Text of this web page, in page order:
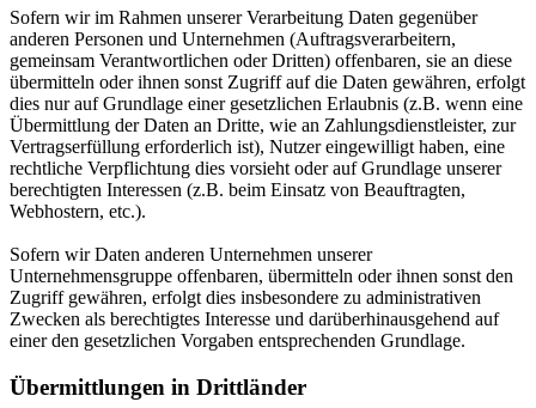
Sofern wir im Rahmen unserer Verarbeitung Daten gegenüber
anderen Personen und Unternehmen (Auftragsverarbeitern,
gemeinsam Verantwortlichen oder Dritten) offenbaren, sie an diese
übermitteln oder ihnen sonst Zugriff auf die Daten gewähren, erfolgt
dies nur auf Grundlage einer gesetzlichen Erlaubnis (z.B. wenn eine
Übermittlung der Daten an Dritte, wie an Zahlungsdienstleister, zur
Vertragserfüllung erforderlich ist), Nutzer eingewilligt haben, eine
rechtliche Verpflichtung dies vorsieht oder auf Grundlage unserer
berechtigten Interessen (z.B. beim Einsatz von Beauftragten,
Webhostern, etc.).
Sofern wir Daten anderen Unternehmen unserer
Unternehmensgruppe offenbaren, übermitteln oder ihnen sonst den
Zugriff gewähren, erfolgt dies insbesondere zu administrativen
Zwecken als berechtigtes Interesse und darüberhinausgehend auf
einer den gesetzlichen Vorgaben entsprechenden Grundlage.
Übermittlungen in Drittländer